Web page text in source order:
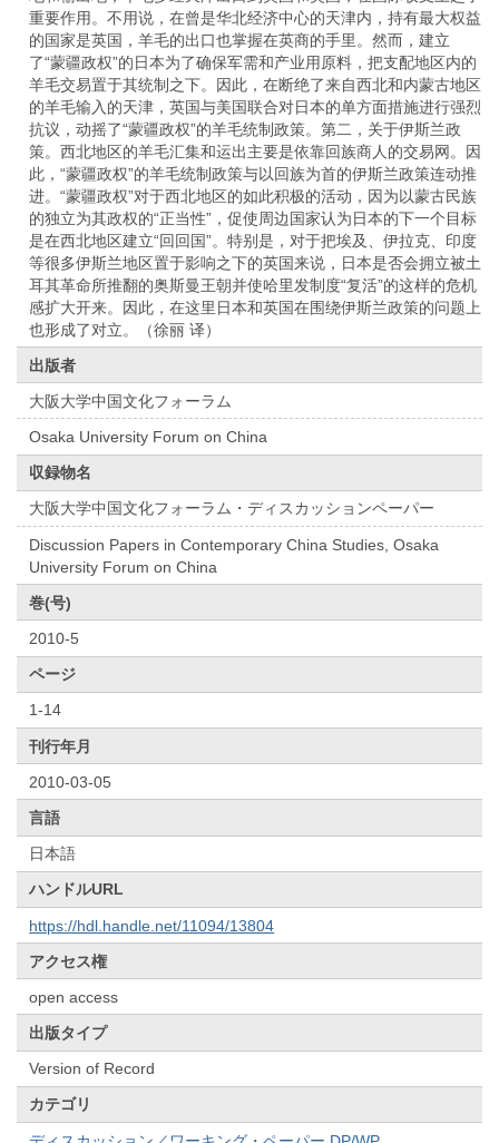
重要作用。不用说，在曾是华北经济中心的天津内，持有最大权益
的国家是英国，羊毛的出口也掌握在英商的手里。然而，建立
了“蒙疆政权”的日本为了确保军需和产业用原料，把支配地区内的
羊毛交易置于其统制之下。因此，在断绝了来自西北和内蒙古地区
的羊毛输入的天津，英国与美国联合对日本的单方面措施进行强烈
抗议，动摇了“蒙疆政权”的羊毛统制政策。第二，关于伊斯兰政
策。西北地区的羊毛汇集和运出主要是依靠回族商人的交易网。因
此，“蒙疆政权”的羊毛统制政策与以回族为首的伊斯兰政策连动推
进。“蒙疆政权”对于西北地区的如此积极的活动，因为以蒙古民族
的独立为其政权的“正当性”，促使周边国家认为日本的下一个目标
是在西北地区建立“回回国”。特别是，对于把埃及、伊拉克、印度
等很多伊斯兰地区置于影响之下的英国来说，日本是否会拥立被土
耳其革命所推翻的奥斯曼王朝并使哈里发制度“复活”的这样的危机
感扩大开来。因此，在这里日本和英国在围绕伊斯兰政策的问题上
也形成了对立。（徐丽 译）
出版者
大阪大学中国文化フォーラム
Osaka University Forum on China
収録物名
大阪大学中国文化フォーラム・ディスカッションペーパー
Discussion Papers in Contemporary China Studies, Osaka
University Forum on China
巻(号)
2010-5
ページ
1-14
刊行年月
2010-03-05
言語
日本語
ハンドルURL
https://hdl.handle.net/11094/13804
アクセス権
open access
出版タイプ
Version of Record
カテゴリ